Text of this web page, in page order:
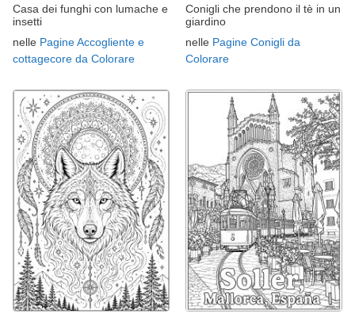
Casa dei funghi con lumache e
insetti
nelle Pagine Accogliente e
cottagecore da Colorare
Conigli che prendono il tè in un
giardino
nelle Pagine Conigli da
Colorare